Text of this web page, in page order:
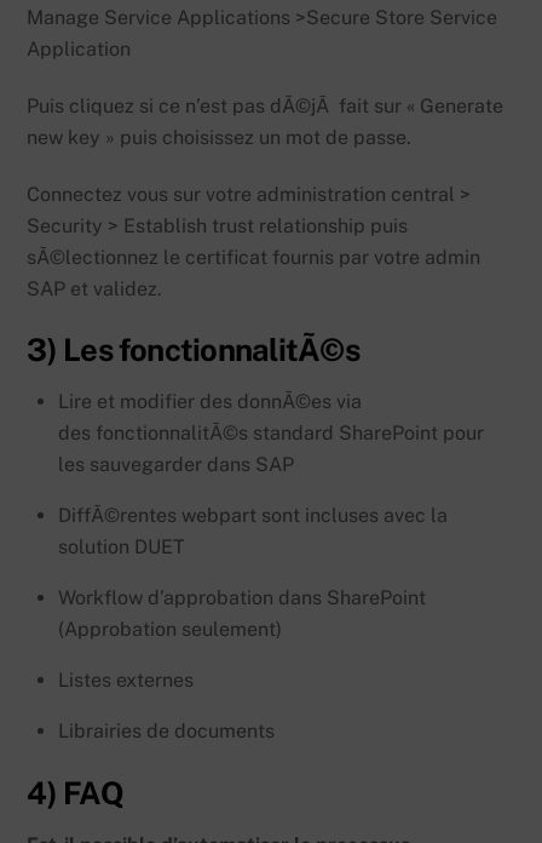
Manage Service Applications >Secure Store Service
Application
Puis cliquez si ce n’est pas dÃ©jÃ fait sur « Generate
new key » puis choisissez un mot de passe.
Connectez vous sur votre administration central >
Security > Establish trust relationship puis
sÃ©lectionnez le certificat fournis par votre admin
SAP et validez.
3) Les fonctionnalitÃ©s
Lire et modifier des donnÃ©es via
des fonctionnalitÃ©s standard SharePoint pour
les sauvegarder dans SAP
DiffÃ©rentes webpart sont incluses avec la
solution DUET
Workflow d’approbation dans SharePoint
(Approbation seulement)
Listes externes
Librairies de documents
4) FAQ